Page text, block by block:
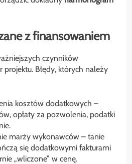
z finansowaniem
czynników
Błędy, których należy
kosztów dodatkowych –
opłaty za pozwolenia, podatki
marży wykonawców – tanie
się dodatkowymi fakturami
„wliczone” w cenę.